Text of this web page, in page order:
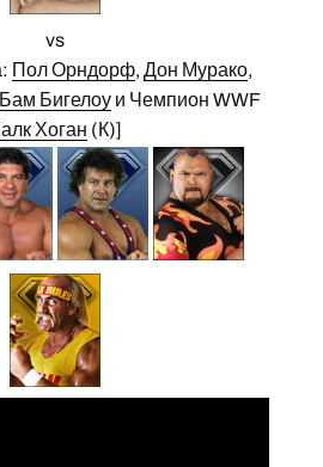
vs
Пол Орндорф, Дон Мурако,
Бигелоу и Чемпион WWF
Хоган (К)]